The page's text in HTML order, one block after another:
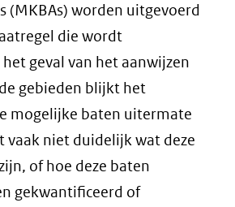
(MKBAs) worden uitgevoerd
die wordt
geval van het aanwijzen
gebieden blijkt het
mogelijke baten uitermate
vaak niet duidelijk wat deze
of hoe deze baten
gekwantificeerd of